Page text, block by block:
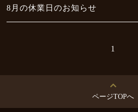
FAQ
インナービューティー
8月の休業日のお知らせ
1
ページTOPへ